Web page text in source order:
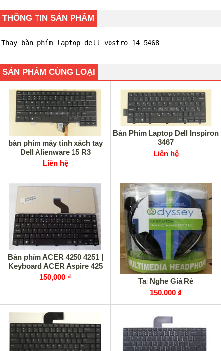
THÔNG TIN SẢN PHẨM
Thay bàn phím laptop dell vostro 14 5468
SẢN PHẨM CÙNG LOẠI
bàn phím máy tính xách tay
Dell Alienware 15 R3
Liên hệ
Bàn Phím Laptop Dell Inspiron
3467
Liên hệ
Bàn phím ACER 4250 4251 |
Keyboard ACER Aspire 425
150,000 ₫
Tai Nghe Giá Rẻ
150,000 ₫